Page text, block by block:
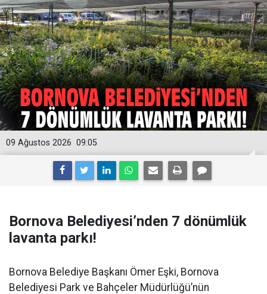
09:05
09 Ağustos 2026
Bornova Belediyesi’nden 7 dönümlük
lavanta parkı!
Bornova Belediye Başkanı Ömer Eşki, Bornova
Belediyesi Park ve Bahçeler Müdürlüğü’nün